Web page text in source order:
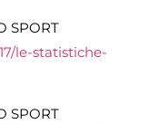
SPORT
le-statistiche-
SPORT